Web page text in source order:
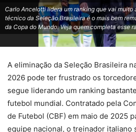
Carlo Ancelotti lidera um ranking que vai muito
técnico da Seleção Brasileira é o mais bem
da Copa do Mundo. Veja quem completa esse
A eliminação da Seleção Brasileira
2026 pode ter frustrado os
segue liderando um ranking
futebol mundial. Contratado pela
de Futebol (CBF) em maio de 2025
equipe nacional, o treinador italiano